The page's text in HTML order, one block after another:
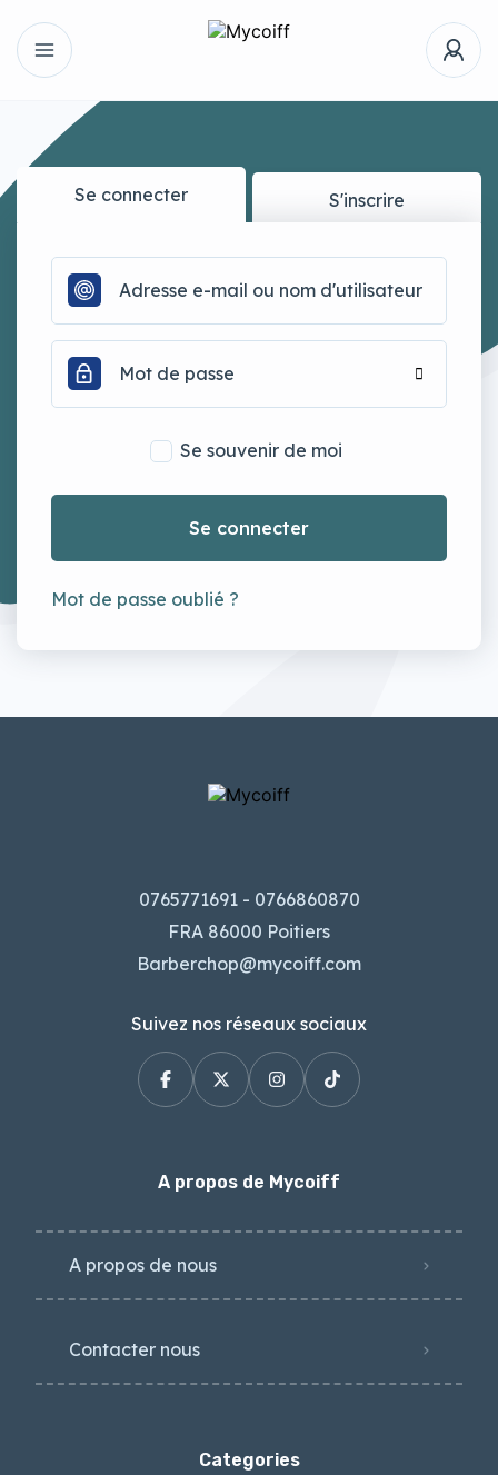
Se connecter S'inscrire
Se souvenir de moi
Se connecter
Mot de passe oublié ?
0765771691 - 0766860870
FRA 86000 Poitiers
Barberchop@mycoiff.com
Suivez nos réseaux sociaux
A propos de Mycoiff
A propos de nous
Contacter nous
Categories